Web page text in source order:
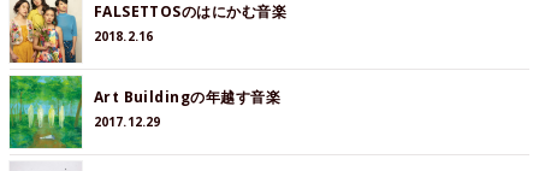
FALSETTOSのはにかむ音楽
2018.2.16
Art Buildingの年越す音楽
2017.12.29